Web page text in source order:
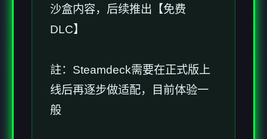
沙盒内容，后续推出【免费
DLC】
註：Steamdeck需要在正式版上
线后再逐步做适配，目前体验一
般